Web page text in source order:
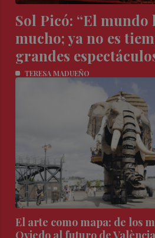
Sol Picó: “El mundo
mucho; ya no es
grandes
TERESA MADUEÑO
El arte como mapa: de los
Oviedo al futuro de València